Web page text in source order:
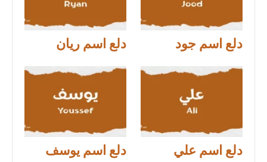
دلع اسم جود دلع اسم ريان
دلع اسم علي دلع اسم يوسف